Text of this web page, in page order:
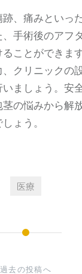
、痛みといっ
手術後のアフ
ことができま
クリニックの
ましょう。安
の悩みから解
ょう。
医療
過去の投稿へ